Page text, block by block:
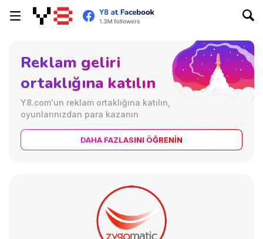
Reklam geliri
ortaklığına katılın
Y8.com'un reklam ortaklığına katılın,
oyunlarınızdan para kazanın
DAHA FAZLASINI ÖĞRENIN